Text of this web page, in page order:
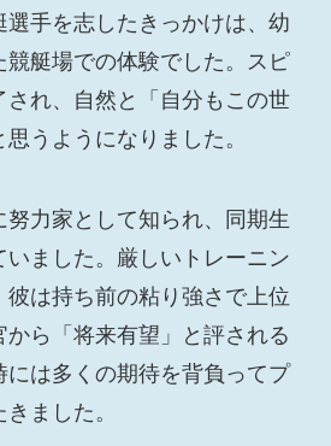
選手を志したきっかけは、幼
競艇場での体験でした。スピ
され、自然と「自分もこの世
うようになりました。
力家として知られ、同期生
いました。厳しいトレーニン
彼は持ち前の粘り強さで上位
ら「将来有望」と評される
には多くの期待を背負ってプ
ました。